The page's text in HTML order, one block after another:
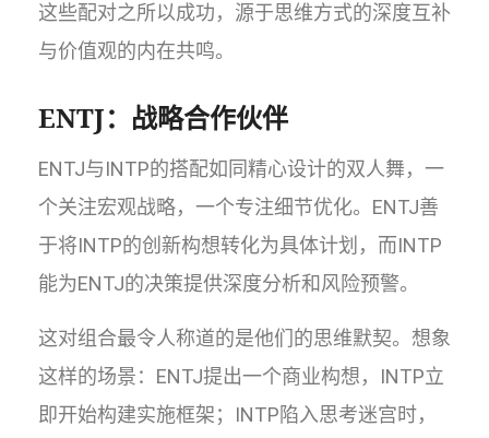
这些配对之所以成功，源于思维方式的深度互补
与价值观的内在共鸣。
ENTJ：战略合作伙伴
ENTJ与INTP的搭配如同精心设计的双人舞，一
个关注宏观战略，一个专注细节优化。ENTJ善
于将INTP的创新构想转化为具体计划，而INTP
能为ENTJ的决策提供深度分析和风险预警。
这对组合最令人称道的是他们的思维默契。想象
这样的场景：ENTJ提出一个商业构想，INTP立
即开始构建实施框架；INTP陷入思考迷宫时，